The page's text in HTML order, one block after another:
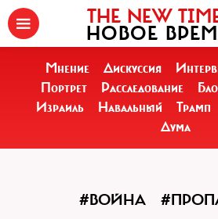
THE NEW
НОВОЕ
Мнение Дискуссия
Портрет
Расследование
Израиль
Навальный Трамп
Дума
#ВОЙНА